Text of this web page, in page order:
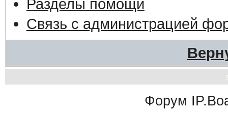
Разделы помощи
Связь с администрацией
Форум